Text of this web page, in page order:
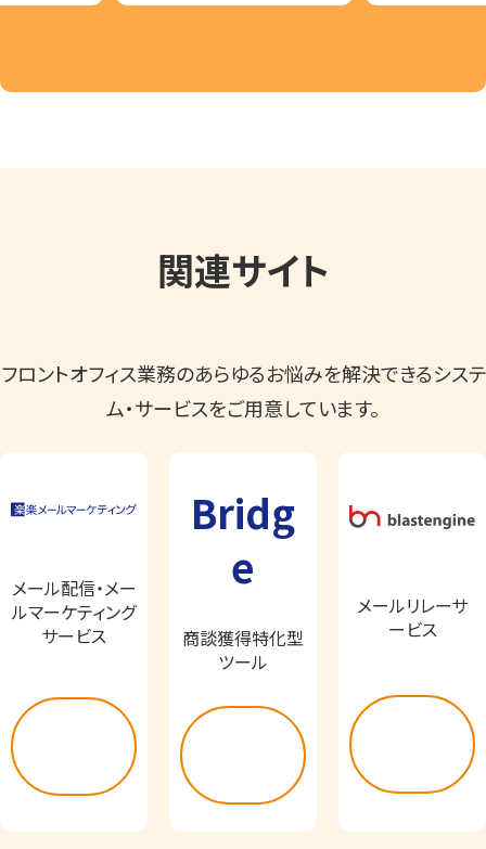
関連サイト
フロントオフィス業務のあらゆるお悩みを解決できるシステ
ム・サービスをご用意しています。
メール配信・メー
ルマーケティング
サービス
Bridg
e
商談獲得特化型
ツール
メールリレーサ
ービス